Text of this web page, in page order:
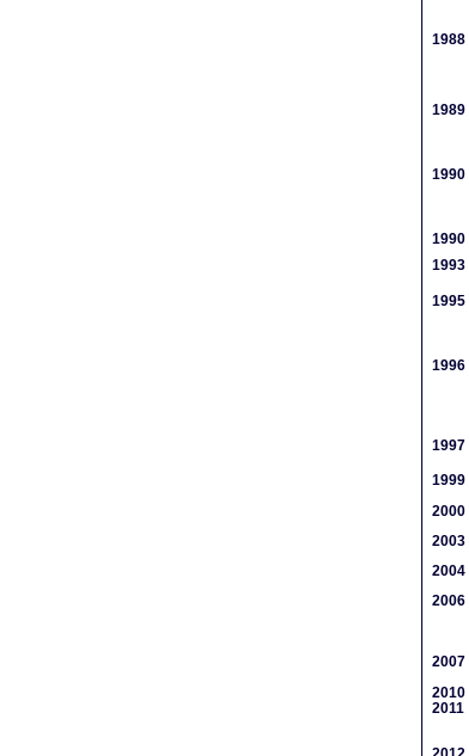
1988
1989
1990
1990
1993
1995
1996
1997
1999
2000
2003
2004
2006
2007
2010
2011